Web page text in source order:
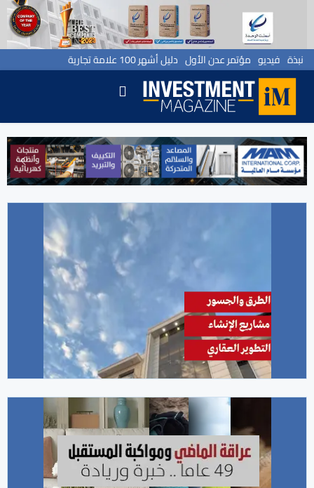
نبذة فيديو مؤتمر عدن الأول دليل أشهر 100 علامة تجارية